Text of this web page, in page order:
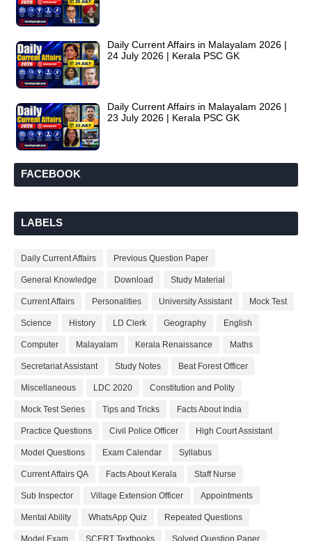
Daily Current Affairs in Malayalam 2026 |
24 July 2026 | Kerala PSC GK
Daily Current Affairs in Malayalam 2026 |
23 July 2026 | Kerala PSC GK
FACEBOOK
LABELS
Daily Current Affairs Previous Question Paper
General Knowledge Download Study Material
Current Affairs Personalities University Assistant Mock Test
Science History LD Clerk Geography English
Computer Malayalam Kerala Renaissance Maths
Secretariat Assistant Study Notes Beat Forest Officer
Miscellaneous LDC 2020 Constitution and Polity
Mock Test Series Tips and Tricks Facts About India
Practice Questions Civil Police Officer High Court Assistant
Model Questions Exam Calendar Syllabus
Current Affairs QA Facts About Kerala Staff Nurse
Sub Inspector Village Extension Officer Appointments
Mental Ability WhatsApp Quiz Repeated Questions
Model Exam SCERT Textbooks Solved Question Paper